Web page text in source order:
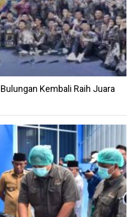
Kembali Raih Juara